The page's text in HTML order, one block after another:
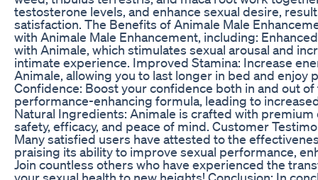
testosterone levels, and enhance sexual desire,
satisfaction. The Benefits of Animale Male
with Animale Male Enhancement, including:
with Animale, which stimulates sexual arousal and
intimate experience. Improved Stamina: Increase
Animale, allowing you to last longer in bed and enjoy
Confidence: Boost your confidence both in and out
performance-enhancing formula, leading to
Natural Ingredients: Animale is crafted with
safety, efficacy, and peace of mind. Customer
Many satisfied users have attested to the
praising its ability to improve sexual performance,
Join countless others who have experienced the
your sexual health to new heights! Conclusion: In